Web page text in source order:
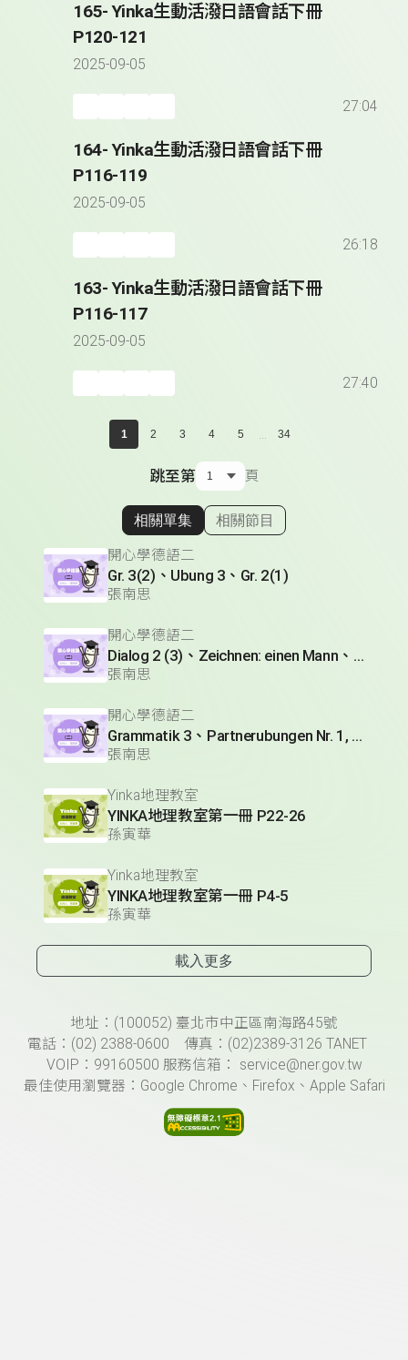
165- Yinka生動活潑日語會話下冊
P120-121
2025-09-05
27:04
164- Yinka生動活潑日語會話下冊
P116-119
2025-09-05
26:18
163- Yinka生動活潑日語會話下冊
P116-117
2025-09-05
27:40
1 2 3 4 5 ... 34
跳至第 頁
顯示相關單集
相關單集 相關節目
開心學德語二
Gr. 3(2)、Ubung 3、Gr. 2(1)
張南思
開心學德語二
Dialog 2 (3)、Zeichnen: einen Mann、Lesetext 1(1)
張南思
開心學德語二
Grammatik 3、Partnerubungen Nr. 1, 3、Dialog 2(1)
張南思
Yinka地理教室
YINKA地理教室第一冊 P22-26
孫寅華
Yinka地理教室
YINKA地理教室第一冊 P4-5
孫寅華
載入更多
頁尾資訊地址：(100052) 臺北市中正區南海路45號
電話：(02) 2388-0600 傳真：(02)2389-3126 TANET
VOIP：99160500 服務信箱： service@ner.gov.tw
最佳使用瀏覽器：Google Chrome、Firefox、Apple Safari